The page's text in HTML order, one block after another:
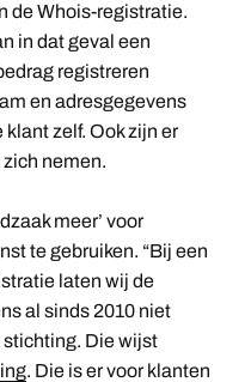
de Whois-registratie.
in dat geval een
registreren
en adresgegevens
zelf. Ook zijn er
nemen.
meer’ voor
te gebruiken. “Bij een
laten wij de
al sinds 2010 niet
stichting. Die wijst
. Die is er voor klanten